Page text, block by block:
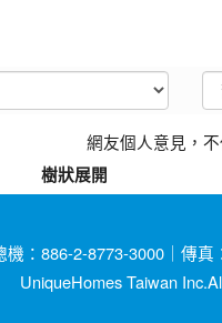
網友個人意見，
樹狀展開
：886-2-8773-3000｜傳
UniqueHomes Taiwan